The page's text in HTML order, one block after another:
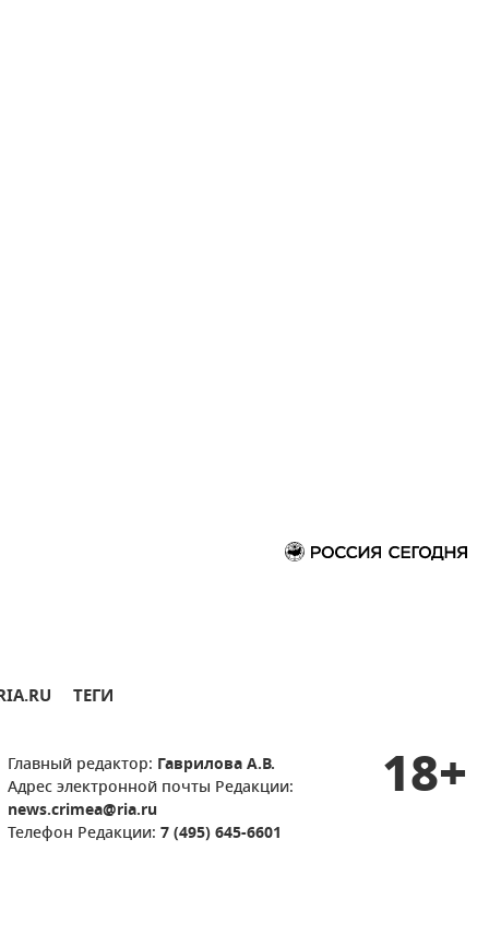
ТЕГИ
Главный редактор: Гаврилова А.В.
Адрес электронной почты Редакции:
news.crimea@ria.ru
Телефон Редакции: 7 (495) 645-6601
18+